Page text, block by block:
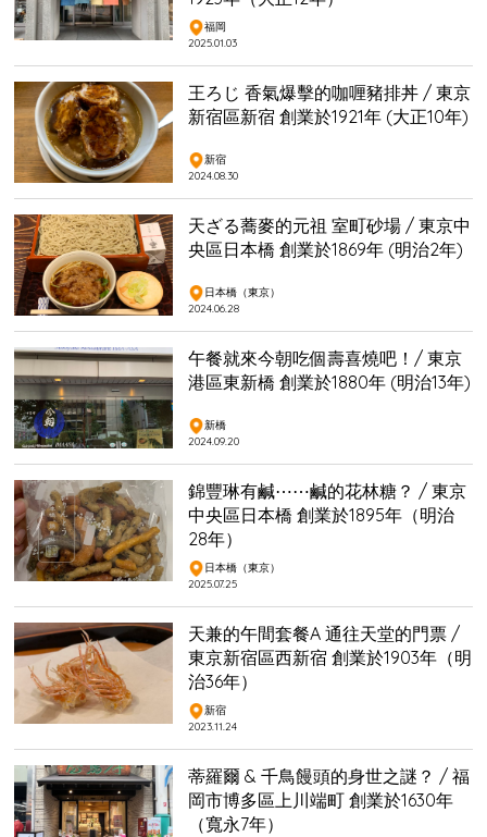
福岡
2025.01.03
王ろじ 香氣爆擊的咖喱豬排丼 / 東京
新宿區新宿 創業於1921年 (大正10年)
新宿
2024.08.30
天ざる蕎麥的元祖 室町砂場 / 東京中
央區日本橋 創業於1869年 (明治2年)
日本橋（東京）
2024.06.28
午餐就來今朝吃個壽喜燒吧！/ 東京
港區東新橋 創業於1880年 (明治13年)
新橋
2024.09.20
錦豐琳有鹹⋯⋯鹹的花林糖？ / 東京
中央區日本橋 創業於1895年（明治
28年）
日本橋（東京）
2025.07.25
天兼的午間套餐A 通往天堂的門票 /
東京新宿區西新宿 創業於1903年（明
治36年）
新宿
2023.11.24
蒂羅爾 & 千鳥饅頭的身世之謎？ / 福
岡市博多區上川端町 創業於1630年
（寬永7年）